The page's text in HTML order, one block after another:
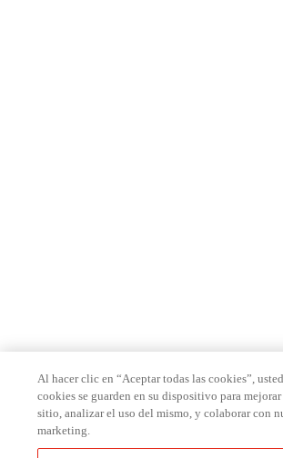
Al hacer clic en “Aceptar todas las cookies”,
cookies se guarden en su dispositivo para
sitio, analizar el uso del mismo, y colaborar con
marketing.